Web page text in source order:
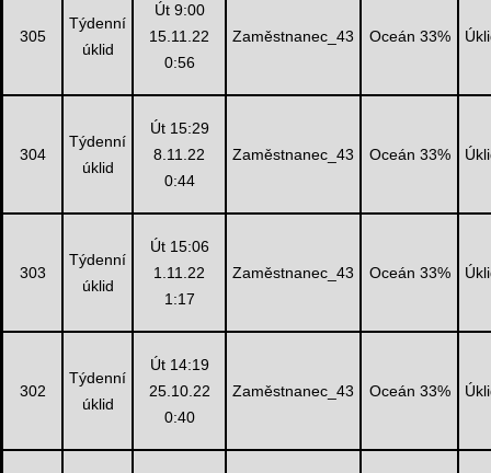
305
Týdenní
úklid
Út 9:00
15.11.22
0:56
Zaměstnanec_43 Oceán 33%
304
Týdenní
úklid
Út 15:29
8.11.22
0:44
Zaměstnanec_43 Oceán 33%
303
Týdenní
úklid
Út 15:06
1.11.22
1:17
Zaměstnanec_43 Oceán 33%
302
Týdenní
úklid
Út 14:19
25.10.22
0:40
Zaměstnanec_43 Oceán 33%